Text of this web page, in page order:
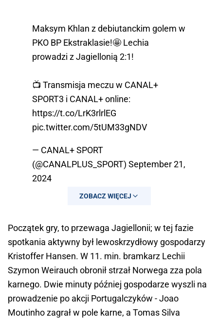
Maksym Khlan z debiutanckim golem w
PKO BP Ekstraklasie!🤩 Lechia
prowadzi z Jagiellonią 2:1!
📺 Transmisja meczu w CANAL+
SPORT3 i CANAL+ online:
https://t.co/LrK3rlrlEG
pic.twitter.com/5tUM33gNDV
— CANAL+ SPORT
(@CANALPLUS_SPORT) September 21,
2024
ZOBACZ WIĘCEJ
Początek gry, to przewaga Jagiellonii; w tej fazie
spotkania aktywny był lewoskrzydłowy gospodarzy
Kristoffer Hansen. W 11. min. bramkarz Lechii
Szymon Weirauch obronił strzał Norwega zza pola
karnego. Dwie minuty później gospodarze wyszli na
prowadzenie po akcji Portugalczyków - Joao
Moutinho zagrał w pole karne, a Tomas Silva